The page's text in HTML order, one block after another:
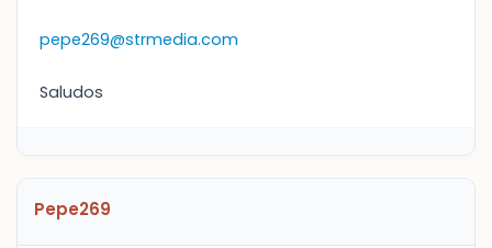
pepe269@strmedia.com
Saludos
Pepe269